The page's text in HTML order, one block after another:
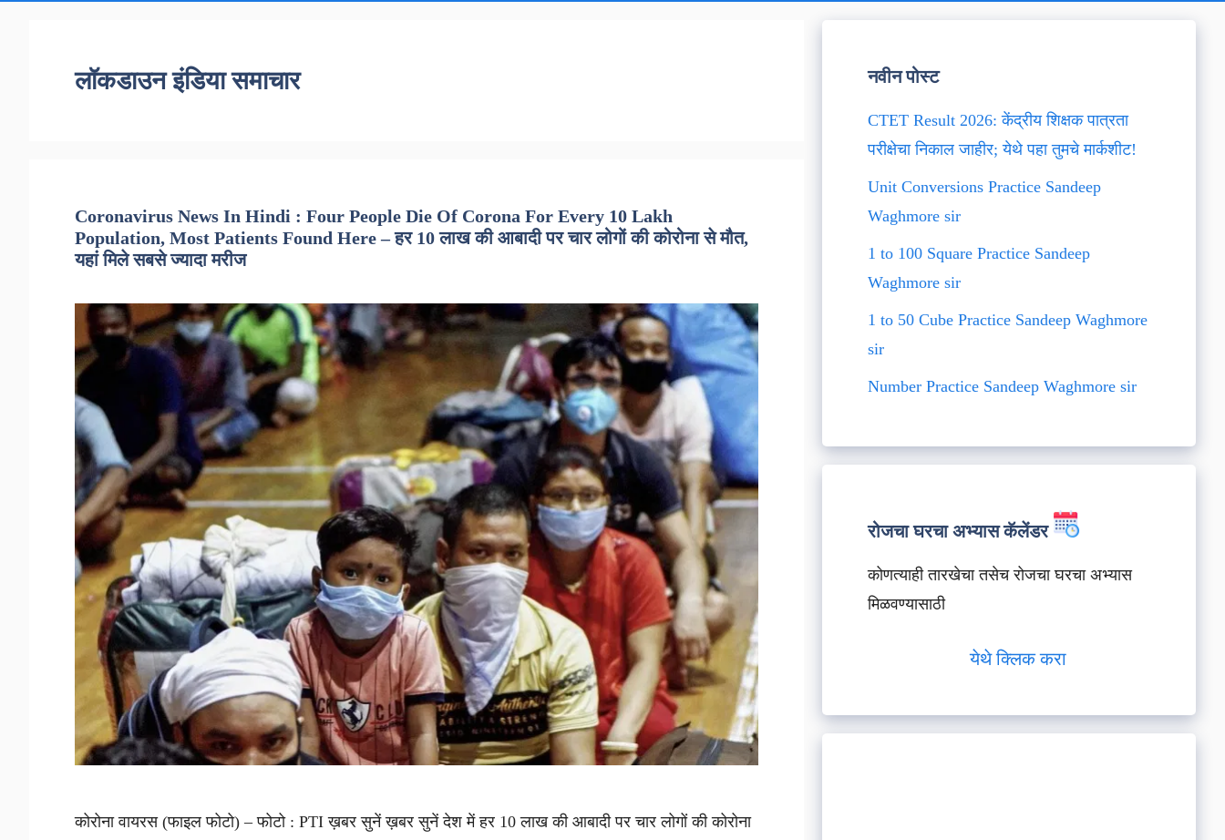
लॉकडाउन इंडिया समाचार
Coronavirus News In Hindi : Four People Die Of Corona For Every 10 Lakh
Population, Most Patients Found Here – हर 10 लाख की आबादी पर चार लोगों की कोरोना से मौत,
यहां मिले सबसे ज्यादा मरीज
कोरोना वायरस (फाइल फोटो) – फोटो : PTI ख़बर सुनें ख़बर सुनें देश में हर 10 लाख की आबादी पर चार लोगों की कोरोना
नवीन पोस्ट
CTET Result 2026: केंद्रीय शिक्षक पात्रता
परीक्षेचा निकाल जाहीर; येथे पहा तुमचे मार्कशीट!
Unit Conversions Practice Sandeep
Waghmore sir
1 to 100 Square Practice Sandeep
Waghmore sir
1 to 50 Cube Practice Sandeep Waghmore
sir
Number Practice Sandeep Waghmore sir
रोजचा घरचा अभ्यास कॅलेंडर
कोणत्याही तारखेचा तसेच रोजचा घरचा अभ्यास
मिळवण्यासाठी
येथे क्लिक करा